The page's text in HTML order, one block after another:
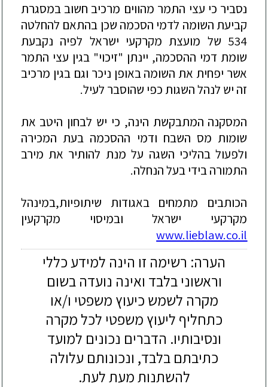
נסביר כי עצי התמר מהווים מרכיב חשובבמסגרת
קביעת השומה לדמי הסכמה שכן בהתאם להחלטה
534 של מועצת מקרקעי ישראל לפיה נקבעת
שומת דמי ההסכמה, יינתן "זיכוי"בגין עצי התמר
אשר יפחית את השומהבאופן ניכר וגםבגין מרכיב
זה יש לנהלהשגות כפי שהוסבר לעיל.
המסקנה המתבקשת הינה, כי יש לבחון היטב את
שומות מס השבח ודמי ההסכמהבעת המכירה
ולפעול בהליכי השגה על מנת להותיר את מירב
התמורהבידיבעלהנחלה.
הכותבים מתמחיםבאגודות שיתופיות,במינהל
מקרקעי ישראל ובמיסוי מקרקעין
www.lieblaw.co.il
הערה: רשימה זו הינה למידע כללי
וראשוני בלבד ואינה נועדה בשום
מקרה לשמש כיעוץ משפטי ו/או
כתחליף ליעוץ משפטי לכל מקרה
ונסיבותיו. הדברים נכונים למועד
כתיבתם בלבד, ונכונותם עלולה
להשתנות מעת לעת.